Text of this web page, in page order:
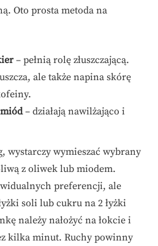
Oto prosta metoda na
– pełnią rolę złuszczającą.
ale także napina skórę
– działają nawilżająco i
wystarczy wymieszać wybrany
z oliwek lub miodem.
preferencji, ale
soli lub cukru na 2 łyżki
należy nałożyć na łokcie i
kilka minut. Ruchy powinny